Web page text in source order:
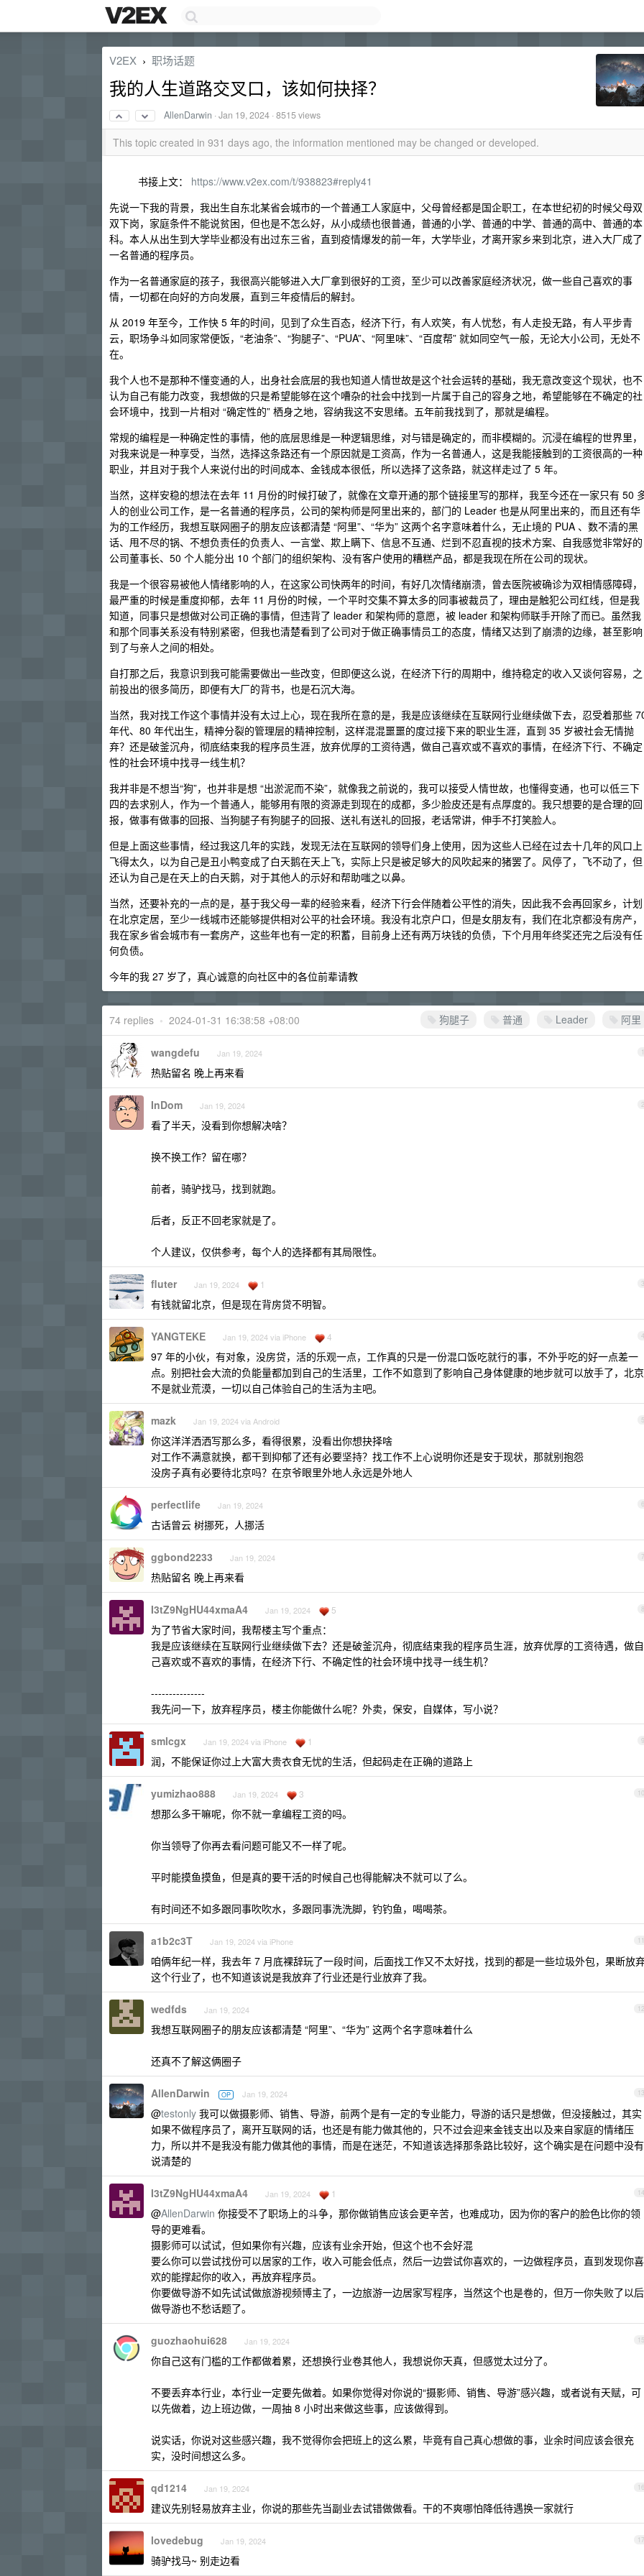
V2EX › 职场话题
我的人生道路交叉口，该如何抉择？
AllenDarwin ·Jan 19, 2024 · 8515 views
This topic created in 931 days ago, the information mentioned may be changed or developed.
书接上文： https://www.v2ex.com/t/938823#reply41
先说一下我的背景，我出生自东北某省会城市的一个普通工人家庭中，父母曾经都是国企职工，在本世纪初的时候父母双
双下岗，家庭条件不能说贫困，但也是不怎么好，从小成绩也很普通，普通的小学、普通的中学、普通的高中、普通的本
科。本人从出生到大学毕业都没有出过东三省，直到疫情爆发的前一年，大学毕业，才离开家乡来到北京，进入大厂成了
一名普通的程序员。
作为一名普通家庭的孩子，我很高兴能够进入大厂拿到很好的工资，至少可以改善家庭经济状况，做一些自己喜欢的事
情，一切都在向好的方向发展，直到三年疫情后的解封。
从 2019 年至今，工作快 5 年的时间，见到了众生百态，经济下行，有人欢笑，有人忧愁，有人走投无路，有人平步青
云，职场争斗如同家常便饭，“老油条”、“狗腿子”、“PUA”、“阿里味”、“百度帮” 就如同空气一般，无论大小公司，无处不
在。
我个人也不是那种不懂变通的人，出身社会底层的我也知道人情世故是这个社会运转的基础，我无意改变这个现状，也不
认为自己有能力改变，我想做的只是希望能够在这个嘈杂的社会中找到一片属于自己的容身之地，希望能够在不确定的社
会环境中，找到一片相对 “确定性的” 栖身之地，容纳我这不安思绪。五年前我找到了，那就是编程。
常规的编程是一种确定性的事情，他的底层思维是一种逻辑思维，对与错是确定的，而非模糊的。沉浸在编程的世界里，
对我来说是一种享受，当然，选择这条路还有一个原因就是工资高，作为一名普通人，这是我能接触到的工资很高的一种
职业，并且对于我个人来说付出的时间成本、金钱成本很低，所以选择了这条路，就这样走过了 5 年。
当然，这样安稳的想法在去年 11 月份的时候打破了，就像在文章开通的那个链接里写的那样，我至今还在一家只有 50
人的创业公司工作，是一名普通的程序员，公司的架构师是阿里出来的，部门的 Leader 也是从阿里出来的，而且还有华
为的工作经历，我想互联网圈子的朋友应该都清楚 “阿里”、“华为” 这两个名字意味着什么，无止境的 PUA 、数不清的黑
话、甩不尽的锅、不想负责任的负责人、一言堂、欺上瞒下、信息不互通、烂到不忍直视的技术方案、自我感觉非常好的
公司董事长、50 个人能分出 10 个部门的组织架构、没有客户使用的糟糕产品，都是我现在所在公司的现状。
我是一个很容易被他人情绪影响的人，在这家公司快两年的时间，有好几次情绪崩溃，曾去医院被确诊为双相情感障碍，
最严重的时候是重度抑郁，去年 11 月份的时候，一个平时交集不算太多的同事被裁员了，理由是触犯公司红线，但是我
知道，同事只是想做对公司正确的事情，但违背了 leader 和架构师的意愿，被 leader 和架构师联手开除了而已。虽然我
和那个同事关系没有特别紧密，但我也清楚看到了公司对于做正确事情员工的态度，情绪又达到了崩溃的边缘，甚至影响
到了与亲人之间的相处。
自打那之后，我意识到我可能需要做出一些改变，但即便这么说，在经济下行的周期中，维持稳定的收入又谈何容易，之
前投出的很多简历，即便有大厂的背书，也是石沉大海。
当然，我对找工作这个事情并没有太过上心，现在我所在意的是，我是应该继续在互联网行业继续做下去，忍受着那些
年代、80 年代出生，精神分裂的管理层的精神控制，这样混混噩噩的度过接下来的职业生涯，直到 35 岁被社会无情抛
弃？还是破釜沉舟，彻底结束我的程序员生涯，放弃优厚的工资待遇，做自己喜欢或不喜欢的事情，在经济下行、不确定
性的社会环境中找寻一线生机？
我并非是不想当“狗”，也并非是想 “出淤泥而不染”，就像我之前说的，我可以接受人情世故，也懂得变通，也可以低三下
四的去求别人，作为一个普通人，能够用有限的资源走到现在的成都，多少脸皮还是有点厚度的。我只想要的是合理的回
报，做事有做事的回报、当狗腿子有狗腿子的回报、送礼有送礼的回报，老话常讲，伸手不打笑脸人。
但是上面这些事情，经过我这几年的实践，发现无法在互联网的领导们身上使用，因为这些人已经在过去十几年的风口上
飞得太久，以为自己是丑小鸭变成了白天鹅在天上飞，实际上只是被足够大的风吹起来的猪罢了。风停了，飞不动了，但
还认为自己是在天上的白天鹅，对于其他人的示好和帮助嗤之以鼻。
当然，还要补充的一点的是，基于我父母一辈的经验来看，经济下行会伴随着公平性的消失，因此我不会再回家乡，计划
在北京定居，至少一线城市还能够提供相对公平的社会环境。我没有北京户口，但是女朋友有，我们在北京都没有房产，
我在家乡省会城市有一套房产，这些年也有一定的积蓄，目前身上还有两万块钱的负债，下个月用年终奖还完之后没有任
何负债。
今年的我 27 岁了，真心诚意的向社区中的各位前辈请教
狗腿子 普通 Leader 阿里
74 replies • 2024-01-31 16:38:58 +08:00
1
wangdefu Jan 19, 2024
热贴留名 晚上再来看
2
InDom Jan 19, 2024
看了半天，没看到你想解决啥？
换不换工作？留在哪？
前者，骑驴找马，找到就跑。
后者，反正不回老家就是了。
个人建议，仅供参考，每个人的选择都有其局限性。
3
fluter Jan 19, 2024 1
有钱就留北京，但是现在背房贷不明智。
4
YANGTEKE Jan 19, 2024 via iPhone 4
97 年的小伙，有对象，没房贷，活的乐观一点，工作真的只是一份混口饭吃就行的事，不外乎吃的好一点差一
点。别把社会大流的负能量都加到自己的生活里，工作不如意到了影响自己身体健康的地步就可以放手了，北京
不是就业荒漠，一切以自己体验自己的生活为主吧。
5
mazk Jan 19, 2024 via Android
你这洋洋洒洒写那么多，看得很累，没看出你想抉择啥
对工作不满意就换，都干到抑郁了还有必要坚持？找工作不上心说明你还是安于现状，那就别抱怨
没房子真有必要待北京吗？在京爷眼里外地人永远是外地人
6
perfectlife Jan 19, 2024
古话曾云 树挪死，人挪活
7
ggbond2233 Jan 19, 2024
热贴留名 晚上再来看
8
I3tZ9NgHU44xmaA4 Jan 19, 2024 5
为了节省大家时间，我帮楼主写个重点：
我是应该继续在互联网行业继续做下去？还是破釜沉舟，彻底结束我的程序员生涯，放弃优厚的工资待遇，做自
己喜欢或不喜欢的事情，在经济下行、不确定性的社会环境中找寻一线生机？
---------------
我先问一下，放弃程序员，楼主你能做什么呢？外卖，保安，自媒体，写小说？
9
smlcgx Jan 19, 2024 via iPhone 1
润，不能保证你过上大富大贵衣食无忧的生活，但起码走在正确的道路上
10
yumizhao888 Jan 19, 2024 3
想那么多干嘛呢，你不就一拿编程工资的吗。
你当领导了你再去看问题可能又不一样了呢。
平时能摸鱼摸鱼，但是真的要干活的时候自己也得能解决不就可以了么。
有时间还不如多跟同事吹吹水，多跟同事洗洗脚，钓钓鱼，喝喝茶。
11
a1b2c3T Jan 19, 2024 via iPhone
咱俩年纪一样，我去年 7 月底裸辞玩了一段时间，后面找工作又不太好找，找到的都是一些垃圾外包，果断放
这个行业了，也不知道该说是我放弃了行业还是行业放弃了我。
12
wedfds Jan 19, 2024
我想互联网圈子的朋友应该都清楚 “阿里”、“华为” 这两个名字意味着什么
还真不了解这俩圈子
13
AllenDarwin OP Jan 19, 2024
@testonly 我可以做摄影师、销售、导游，前两个是有一定的专业能力，导游的话只是想做，但没接触过，其实
如果不做程序员了，离开互联网的话，也还是有能力做其他的，只不过会迎来金钱支出以及来自家庭的情绪压
力，所以并不是我没有能力做其他的事情，而是在迷茫，不知道该选择那条路比较好，这个确实是在问题中没有
说清楚的
14
I3tZ9NgHU44xmaA4 Jan 19, 2024 1
@AllenDarwin 你接受不了职场上的斗争，那你做销售应该会更辛苦，也难成功，因为你的客户的脸色比你的领
导的更难看。
摄影师可以试试，但如果你有兴趣，应该有业余开始，但这个也不会好混
要么你可以尝试找份可以居家的工作，收入可能会低点，然后一边尝试你喜欢的，一边做程序员，直到发现你喜
欢的能撑起你的收入，再放弃程序员。
你要做导游不如先试试做旅游视频博主了，一边旅游一边居家写程序，当然这个也是卷的，但万一你失败了以后
做导游也不愁话题了。
15
guozhaohui628 Jan 19, 2024
你自己这有门槛的工作都做着累，还想换行业卷其他人，我想说你天真，但感觉太过分了。
不要丢弃本行业，本行业一定要先做着。如果你觉得对你说的“摄影师、销售、导游”感兴趣，或者说有天赋，可
以先做着，边上班边做，一周抽 8 小时出来做这些事，应该做得到。
说实话，你说对这些感兴趣，我不觉得你会把班上的这么累，毕竟有自己真心想做的事，业余时间应该会很充
实，没时间想这么多。
16
qd1214 Jan 19, 2024
建议先别轻易放弃主业，你说的那些先当副业去试错做做看。干的不爽哪怕降低待遇换一家就行
17
lovedebug Jan 19, 2024
骑驴找马~ 别走边看